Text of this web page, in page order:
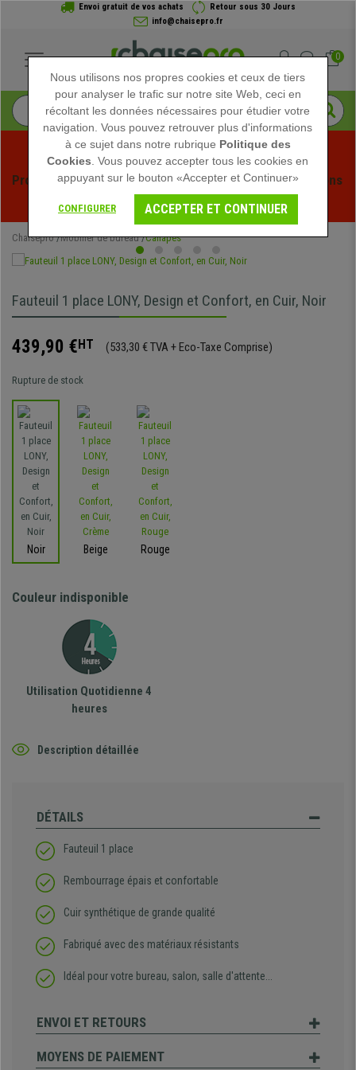
Envoi gratuit de vos achats
Retour sous 30 Jours
info@chaisepro.fr
0
Profitez des soldes d'été chez Chaisepro ! Des réductions
exclusives pour une durée limitée - Voir l'offre
Chaisepro Mobilier de bureau Canapés
Fauteuil 1 place LONY, Design et Confort, en Cuir, Noir
439,90 €HT (533,30 € TVA + Eco-Taxe Comprise)
Rupture de stock
Noir Beige Rouge
Couleur indisponible
Utilisation Quotidienne 4
heures
Description détaillée
DÉTAILS
Fauteuil 1 place
Rembourrage épais et confortable
Cuir synthétique de grande qualité
Fabriqué avec des matériaux résistants
Idéal pour votre bureau, salon, salle d'attente...
ENVOI ET RETOURS
MOYENS DE PAIEMENT
Nous utilisons nos propres cookies et ceux de tiers
pour analyser le trafic sur notre site Web, ceci en
récoltant les données nécessaires pour étudier votre
navigation. Vous pouvez retrouver plus d'informations
à ce sujet dans notre rubrique Politique des
Cookies . Vous pouvez accepter tous les cookies en
appuyant sur le bouton «Accepter et Continuer»
CONFIGURER ACCEPTER ET CONTINUER